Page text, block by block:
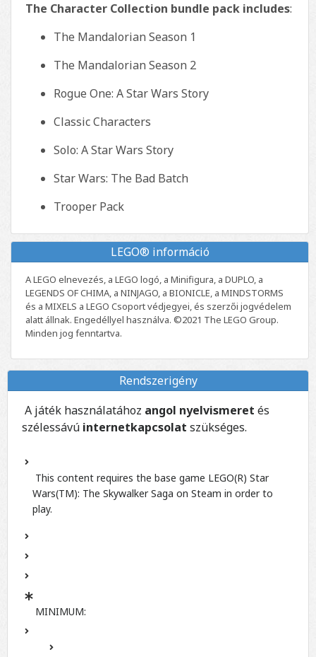
The Character Collection bundle pack includes:
The Mandalorian Season 1
The Mandalorian Season 2
Rogue One: A Star Wars Story
Classic Characters
Solo: A Star Wars Story
Star Wars: The Bad Batch
Trooper Pack
LEGO® információ
A LEGO elnevezés, a LEGO logó, a Minifigura, a DUPLO, a
LEGENDS OF CHIMA, a NINJAGO, a BIONICLE, a MINDSTORMS
és a MIXELS a LEGO Csoport védjegyei, és szerzői jogvédelem
alatt állnak. Engedéllyel használva. ©2021 The LEGO Group.
Minden jog fenntartva.
Rendszerigény
A játék használatához angol nyelvismeret és
szélessávú internetkapcsolat szükséges.
This content requires the base game LEGO(R) Star
Wars(TM): The Skywalker Saga on Steam in order to
play.
MINIMUM: